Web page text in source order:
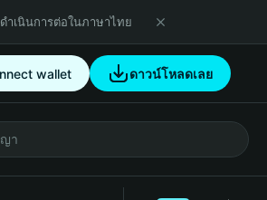
ดำเนินการต่อในภาษาไทย
wallet ดาวน์โหลดเลย